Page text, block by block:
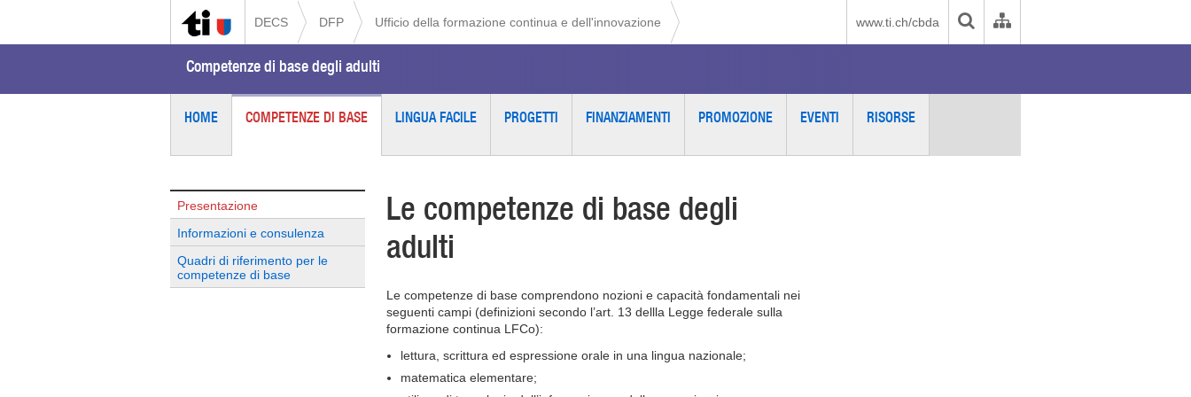
DECS DFP Ufficio della formazione continua e dell'innovazione www.ti.ch/cbda
Competenze di base degli adulti
HOME COMPETENZE DI BASE LINGUA FACILE PROGETTI FINANZIAMENTI PROMOZIONE EVENTI RISORSE
Presentazione
Informazioni e consulenza
Quadri di riferimento per le
competenze di base
Le competenze di base degli
adulti
Le competenze di base comprendono nozioni e capacità fondamentali nei
seguenti campi (definizioni secondo l’art. 13 dellla Legge federale sulla
formazione continua LFCo):
lettura, scrittura ed espressione orale in una lingua nazionale;
matematica elementare;